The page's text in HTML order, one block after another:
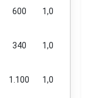
600 1,0
340 1,0
1.100 1,0